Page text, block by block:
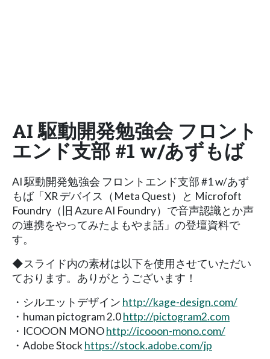
AI 駆動開発勉強会 フロント
エンド支部 #1 w/あずもば
AI 駆動開発勉強会 フロントエンド支部 #1 w/あず
もば「XR デバイス（Meta Quest）と Microfoft
Foundry（旧 Azure AI Foundry）で音声認識とか声
の連携をやってみたよもやま話」の登壇資料で
す。
◆スライド内の素材は以下を使用させていただい
ております。ありがとうございます！
・シルエットデザイン http://kage-design.com/
・human pictogram 2.0http://pictogram2.com
・ICOOON MONOhttp://icooon-mono.com/
・Adobe Stockhttps://stock.adobe.com/jp